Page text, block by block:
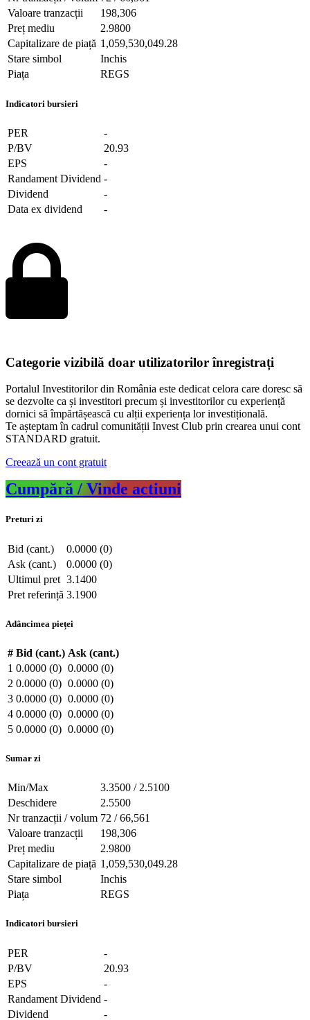
Valoare tranzacții
198,306
Preț mediu
2.9800
Capitalizare de piață 1,059,530,049.28
Stare simbol
Inchis
Piața
REGS
Indicatori bursieri
PER
-
P/BV
20.93
EPS
-
Randament Dividend -
Dividend
-
Data ex dividend
-
Categorie vizibilă doar utilizatorilor înregistrați
Portalul Investitorilor din România este dedicat celora care doresc să
se dezvolte ca și investitori precum și investitorilor cu experiență
dornici să împărtășească cu alții experiența lor investițională.
Te așteptam în cadrul comunității Invest Club prin crearea unui cont
STANDARD gratuit.
Creează un cont gratuit
Cumpără / Vinde actiuni
Preturi zi
Bid (cant.)
0.0000 (0)
Ask (cant.)
0.0000 (0)
Ultimul pret 3.1400
Pret referință 3.1900
Adâncimea pieței
# Bid (cant.) Ask (cant.)
1 0.0000 (0) 0.0000 (0)
2 0.0000 (0) 0.0000 (0)
3 0.0000 (0) 0.0000 (0)
4 0.0000 (0) 0.0000 (0)
5 0.0000 (0) 0.0000 (0)
Sumar zi
Min/Max
3.3500 / 2.5100
Deschidere
2.5500
Nr tranzacții / volum 72 / 66,561
Valoare tranzacții
198,306
Preț mediu
2.9800
Capitalizare de piață 1,059,530,049.28
Stare simbol
Inchis
Piața
REGS
Indicatori bursieri
PER
-
P/BV
20.93
EPS
-
Randament Dividend -
Dividend
-